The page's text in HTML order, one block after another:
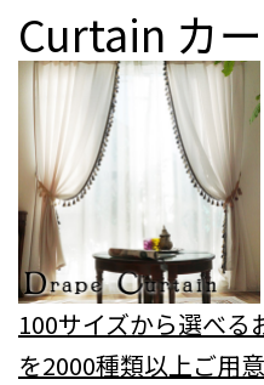
Curtain カ
100サイズから選べる
を2000種類以上ご用